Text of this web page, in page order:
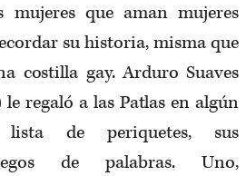
mujeres que aman mujeres
su historia, misma que
costilla gay. Arduro Suaves
regaló a las Patlas en algún
de periquetes, sus
de palabras. Uno,